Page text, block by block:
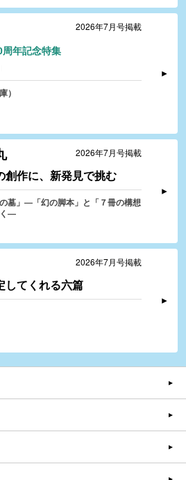
2026年7月号掲載
年記念特集
）
2026年7月号掲載
創作に、新発見で挑む
墓」―「幻の脚本」と「７冊の構想
く―
2026年7月号掲載
してくれる六篇